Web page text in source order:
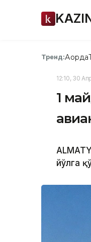
Тренд:Ақорда
12:10, 30
1
йўлга